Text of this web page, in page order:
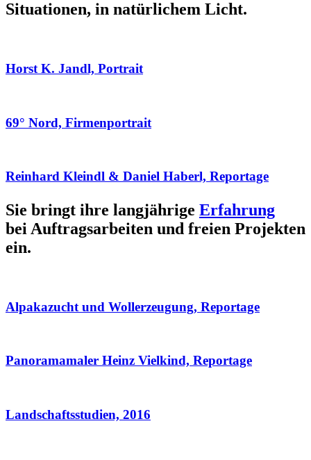
Situationen, in natürlichem Licht.
Horst K. Jandl, Portrait
69° Nord, Firmenportrait
Reinhard Kleindl & Daniel Haberl, Reportage
Sie bringt ihre langjährige Erfahrung
bei Auftragsarbeiten und freien Projekten
ein.
Alpakazucht und Wollerzeugung, Reportage
Panoramamaler Heinz Vielkind, Reportage
Landschaftsstudien, 2016